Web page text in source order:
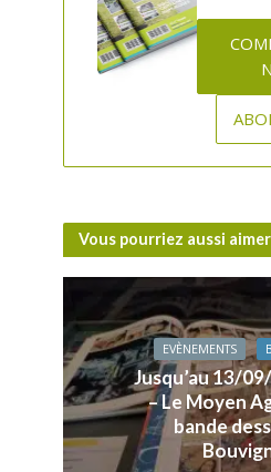
Vous pourriez aussi aimer
EVÈNEMENTS
Jusqu’au 13/
– Le Moyen
bande